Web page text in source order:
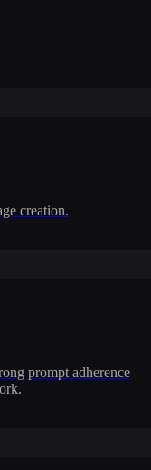
creation.
prompt adherence